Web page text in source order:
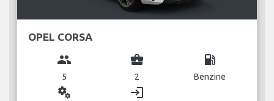
OPEL CORSA
group
5
business_center
2
local_gas_station
Benzine
miscellaneous_services login